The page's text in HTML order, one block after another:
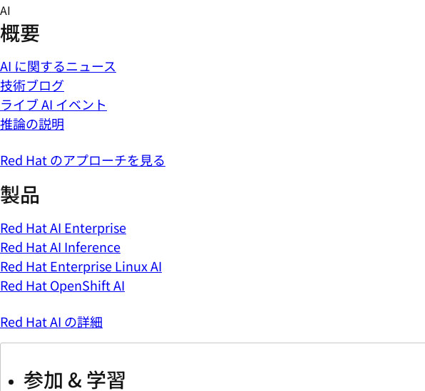
Skip
to
content
AI
概要
AI に関するニュース
技術ブログ
ライブ AI イベント
推論の説明
Red Hat のアプローチを見る
製品
Red Hat AI Enterprise
Red Hat AI Inference
Red Hat Enterprise Linux AI
Red Hat OpenShift AI
Red Hat AI の詳細
参加 & 学習